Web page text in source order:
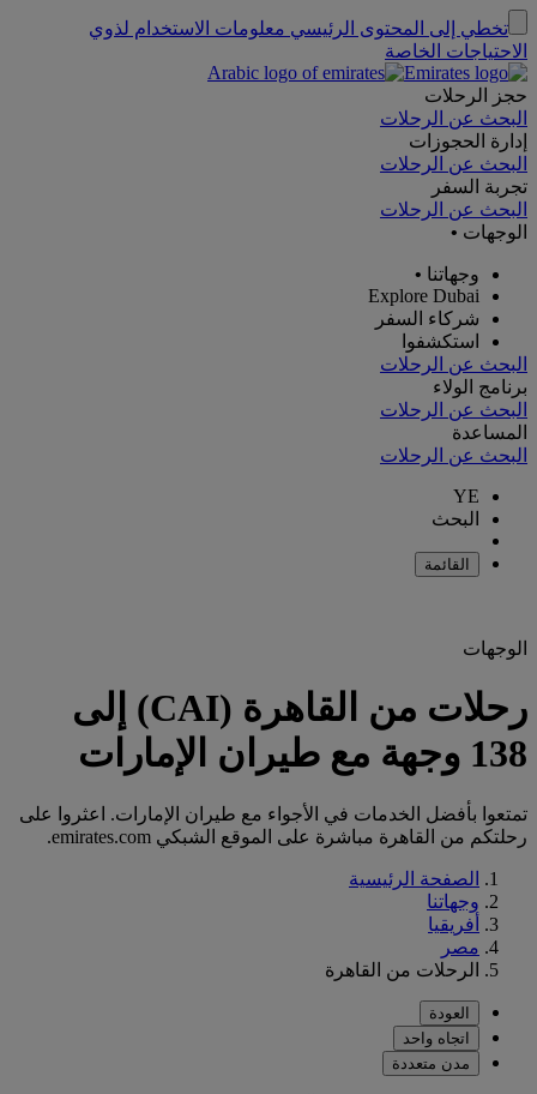
تخطي إلى المحتوى الرئيسي معلومات الاستخدام لذوي
الاحتياجات الخاصة
حجز الرحلات
البحث عن الرحلات
إدارة الحجوزات
البحث عن الرحلات
تجربة السفر
البحث عن الرحلات
الوجهات •
وجهاتنا •
Explore Dubai
شركاء السفر
استكشفوا
البحث عن الرحلات
برنامج الولاء
البحث عن الرحلات
المساعدة
البحث عن الرحلات
YE
البحث
القائمة
الوجهات
رحلات من القاهرة (CAI) إلى
138 وجهة مع طيران الإمارات
تمتعوا بأفضل الخدمات في الأجواء مع طيران الإمارات. اعثروا على
رحلتكم من القاهرة مباشرة على الموقع الشبكي emirates.com.
الصفحة الرئيسية
وجهاتنا
أفريقيا
مصر
الرحلات من القاهرة
العودة
اتجاه واحد
مدن متعددة